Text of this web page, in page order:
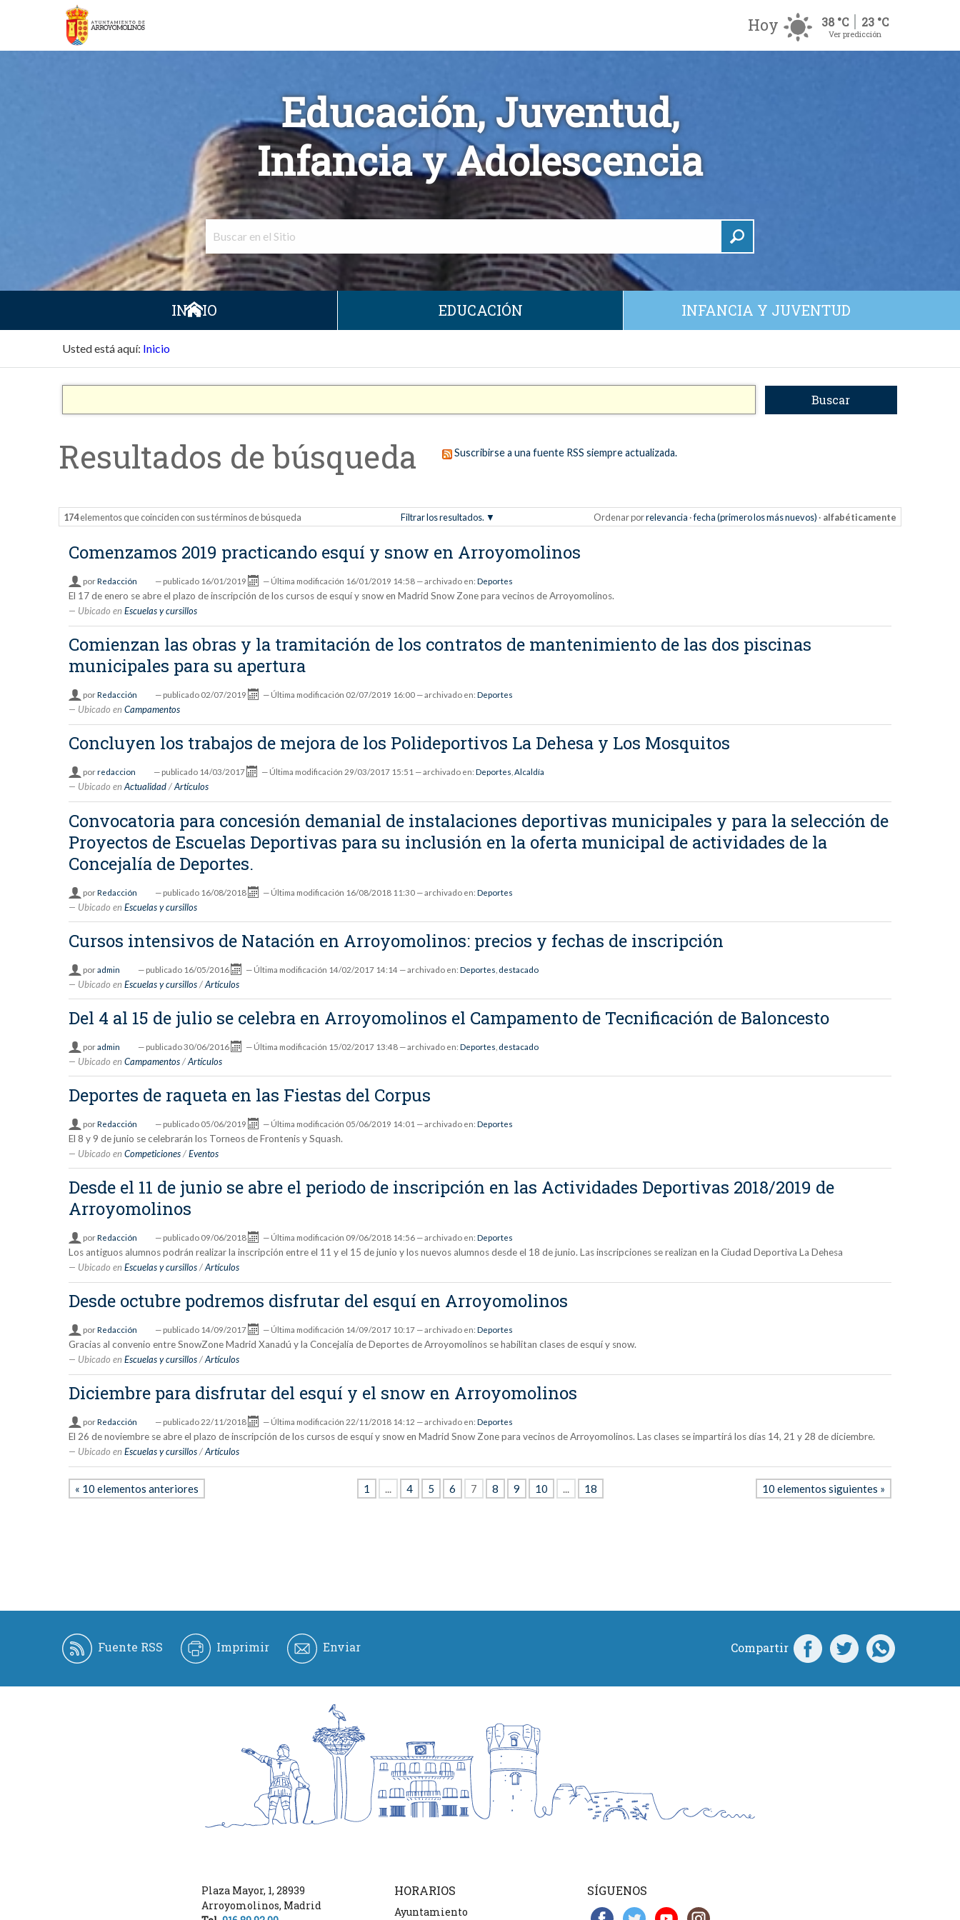
Hoy 38 °C 23 °C
Ver predicción
Educación, Juventud,
Infancia y Adolescencia
INICIO EDUCACIÓN INFANCIA Y JUVENTUD
Usted está aquí: Inicio
Resultados de búsqueda Suscribirse a una fuente RSS siempre actualizada.
174elementos que coinciden con sus términos de búsqueda Filtrar los resultados. Ordenar porrelevancia ·fecha (primero los más nuevos) · alfabéticamente
Comenzamos 2019 practicando esquí y snow en Arroyomolinos
porRedacción — publicado16/01/2019 — Última modificación 16/01/2019 14:58 — archivado en:Deportes
El 17 de enero se abre el plazo de inscripción de los cursos de esquí y snow en Madrid Snow Zone para vecinos de Arroyomolinos.
Ubicado en Escuelas y cursillos
Comienzan las obras y la tramitación de los contratos de mantenimiento de las dos piscinas
municipales para su apertura
porRedacción — publicado02/07/2019 — Última modificación 02/07/2019 16:00 — archivado en:Deportes
Ubicado en Campamentos
Concluyen los trabajos de mejora de los Polideportivos La Dehesa y Los Mosquitos
porredaccion — publicado14/03/2017 — Última modificación 29/03/2017 15:51 — archivado en:Deportes ,Alcaldía
Ubicado en Actualidad /Artículos
Convocatoria para concesión demanial de instalaciones deportivas municipales y para la selección de
Proyectos de Escuelas Deportivas para su inclusión en la oferta municipal de actividades de la
Concejalía de Deportes.
porRedacción — publicado16/08/2018 — Última modificación 16/08/2018 11:30 — archivado en:Deportes
Ubicado en Escuelas y cursillos
Cursos intensivos de Natación en Arroyomolinos: precios y fechas de inscripción
poradmin — publicado16/05/2016 — Última modificación 14/02/2017 14:14 — archivado en:Deportes destacado
Ubicado en Escuelas y cursillos /Artículos
Del 4 al 15 de julio se celebra en Arroyomolinos el Campamento de Tecnificación de Baloncesto
poradmin — publicado30/06/2016 — Última modificación 15/02/2017 13:48 — archivado en:Deportes destacado
Ubicado en Campamentos /Artículos
Deportes de raqueta en las Fiestas del Corpus
porRedacción — publicado05/06/2019 — Última modificación 05/06/2019 14:01 — archivado en:Deportes
El 8 y 9 de junio se celebrarán los Torneos de Frontenis y Squash.
Ubicado en Competiciones /Eventos
Desde el 11 de junio se abre el periodo de inscripción en las Actividades Deportivas 2018/2019 de
Arroyomolinos
porRedacción — publicado09/06/2018 — Última modificación 09/06/2018 14:56 — archivado en:Deportes
Los antiguos alumnos podrán realizar la inscripción entre el 11 y el 15 de junio y los nuevos alumnos desde el 18 de junio. Las inscripciones se realizan en la Ciudad Deportiva La Dehesa
Ubicado en Escuelas y cursillos /Artículos
Desde octubre podremos disfrutar del esquí en Arroyomolinos
porRedacción — publicado14/09/2017 — Última modificación 14/09/2017 10:17 — archivado en:Deportes
Gracias al convenio entre SnowZone Madrid Xanadú y la Concejalía de Deportes de Arroyomolinos se habilitan clases de esquí y snow.
Ubicado en Escuelas y cursillos /Artículos
Diciembre para disfrutar del esquí y el snow en Arroyomolinos
porRedacción — publicado22/11/2018 — Última modificación 22/11/2018 14:12 — archivado en:Deportes
El 26 de noviembre se abre el plazo de inscripción de los cursos de esquí y snow en Madrid Snow Zone para vecinos de Arroyomolinos. Las clases se impartirá los días 14, 21 y 28 de diciembre.
Ubicado en Escuelas y cursillos /Artículos
« 10 elementos anteriores 10 elementos siguientes »
1 ... 4 5 6 7 8 9 10 ... 18
Fuente RSS Imprimir Enviar Compartir
Plaza Mayor, 1, 28939
Arroyomolinos, Madrid
HORARIOS
Ayuntamiento
SÍGUENOS